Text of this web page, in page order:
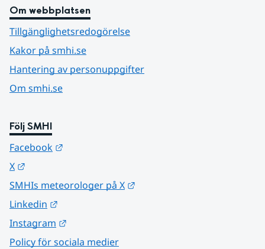
Om webbplatsen
Tillgänglighetsredogörelse
Kakor på smhi.se
Hantering av personuppgifter
Om smhi.se
Följ SMHI
Facebook
X
SMHIs meteorologer på X
Linkedin
Instagram
Policy för sociala medier